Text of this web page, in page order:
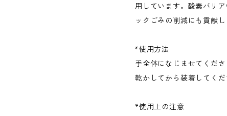
用しています。酸素バリ
ックごみの削減にも貢献し
*使用方法
手全体になじませてくだ
乾かしてから装着してくだ
*使用上の注意